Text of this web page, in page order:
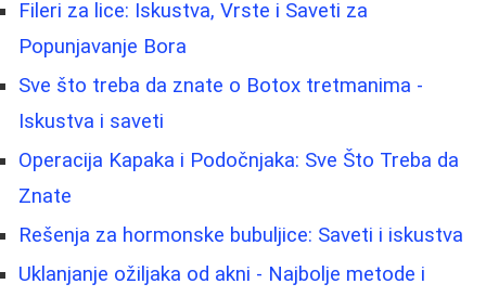
Fileri za lice: Iskustva, Vrste i Saveti za
Popunjavanje Bora
Sve što treba da znate o Botox tretmanima -
Iskustva i saveti
Operacija Kapaka i Podočnjaka: Sve Što Treba da
Znate
Rešenja za hormonske bubuljice: Saveti i iskustva
Uklanjanje ožiljaka od akni - Najbolje metode i